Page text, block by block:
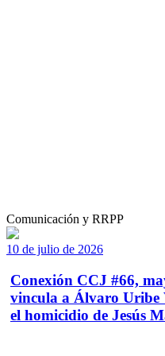
Comunicación y RRPP
10 de julio de 2026
Conexión CCJ #66,
vincula a Álvaro Uribe
el homicidio de Jesús